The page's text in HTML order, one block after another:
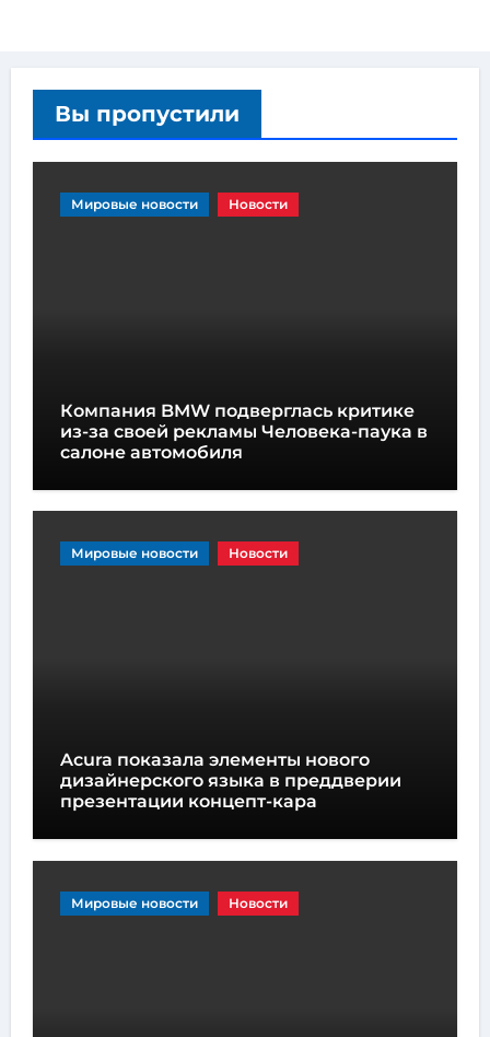
Вы пропустили
Мировые новости Новости
Компания BMW подверглась критике
из-за своей рекламы Человека-паука в
салоне автомобиля
Мировые новости Новости
Acura показала элементы нового
дизайнерского языка в преддверии
презентации концепт-кара
Мировые новости Новости